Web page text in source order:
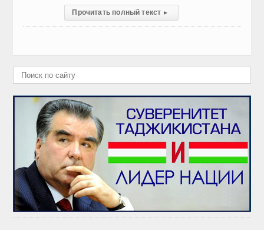
Прочитать полный текст ▸